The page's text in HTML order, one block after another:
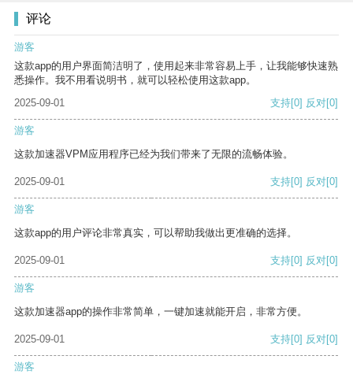
评论
游客
这款app的用户界面简洁明了，使用起来非常容易上手，让我能够快速熟
悉操作。我不用看说明书，就可以轻松使用这款app。
2025-09-01
支持[0] 反对[0]
游客
这款加速器VPM应用程序已经为我们带来了无限的流畅体验。
2025-09-01 支持[0] 反对[0]
游客
这款app的用户评论非常真实，可以帮助我做出更准确的选择。
2025-09-01 支持[0] 反对[0]
游客
这款加速器app的操作非常简单，一键加速就能开启，非常方便。
2025-09-01 支持[0] 反对[0]
游客